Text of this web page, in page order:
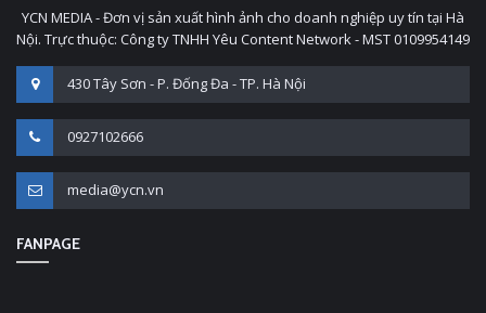
YCN MEDIA - Đơn vị sản xuất hình ảnh cho doanh nghiệp uy tín tại Hà
Nội. Trực thuộc: Công ty TNHH Yêu Content Network - MST 0109954149
430 Tây Sơn - P. Đống Đa - TP. Hà Nội
0927102666
media@ycn.vn
FANPAGE